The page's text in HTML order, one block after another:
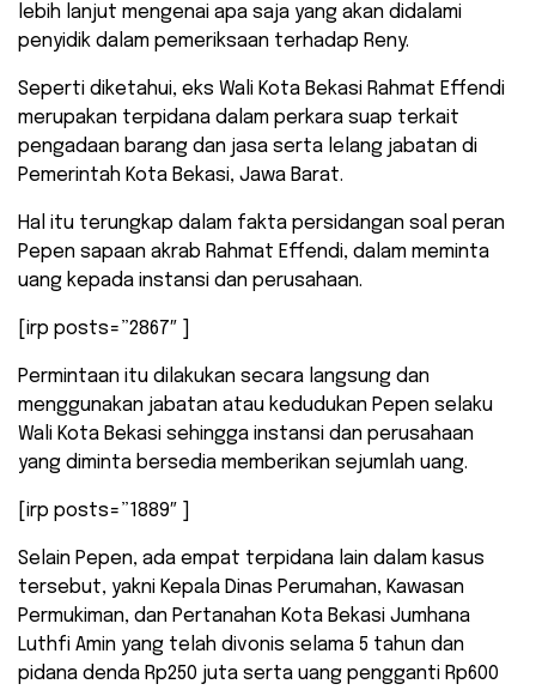
lebih lanjut mengenai apa saja yang akan didalami
penyidik dalam pemeriksaan terhadap Reny.
Seperti diketahui, eks Wali Kota Bekasi Rahmat Effendi
merupakan terpidana dalam perkara suap terkait
pengadaan barang dan jasa serta lelang jabatan di
Pemerintah Kota Bekasi, Jawa Barat.
Hal itu terungkap dalam fakta persidangan soal peran
Pepen sapaan akrab Rahmat Effendi, dalam meminta
uang kepada instansi dan perusahaan.
[irp posts=”2867″ ]
Permintaan itu dilakukan secara langsung dan
menggunakan jabatan atau kedudukan Pepen selaku
Wali Kota Bekasi sehingga instansi dan perusahaan
yang diminta bersedia memberikan sejumlah uang.
[irp posts=”1889″ ]
Selain Pepen, ada empat terpidana lain dalam kasus
tersebut, yakni Kepala Dinas Perumahan, Kawasan
Permukiman, dan Pertanahan Kota Bekasi Jumhana
Luthfi Amin yang telah divonis selama 5 tahun dan
pidana denda Rp250 juta serta uang pengganti Rp600